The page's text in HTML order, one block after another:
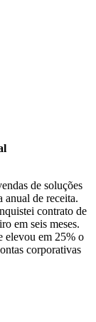
de soluções
anual de receita.
contrato de
em seis meses.
elevou em 25% o
corporativas